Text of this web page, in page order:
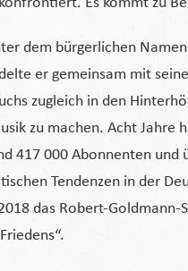
dem bürgerlichen
er gemeinsam mit
zugleich in den
zu machen. Acht
417 000 Abonnenten
Tendenzen in der
das Robert-